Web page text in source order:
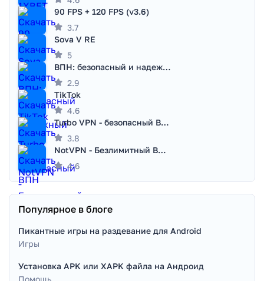
90 FPS + 120 FPS (v3.6)
3.7
Sova V RE
5
ВПН: безопасный и надежный VPN
2.9
TikTok
4.6
Turbo VPN - безопасный ВПН
3.8
NotVPN - Безлимитный ВПН | VPN
4.6
Популярное в блоге
Пикантные игры на раздевание для Android
Игры
Установка APK или XAPK файла на Андроид
Помощь